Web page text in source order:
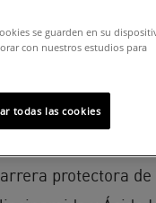
limpiador
Salicílico,
en gel
trata
protectora
se guarden en su
con nuestros estudios para
todas las cookies